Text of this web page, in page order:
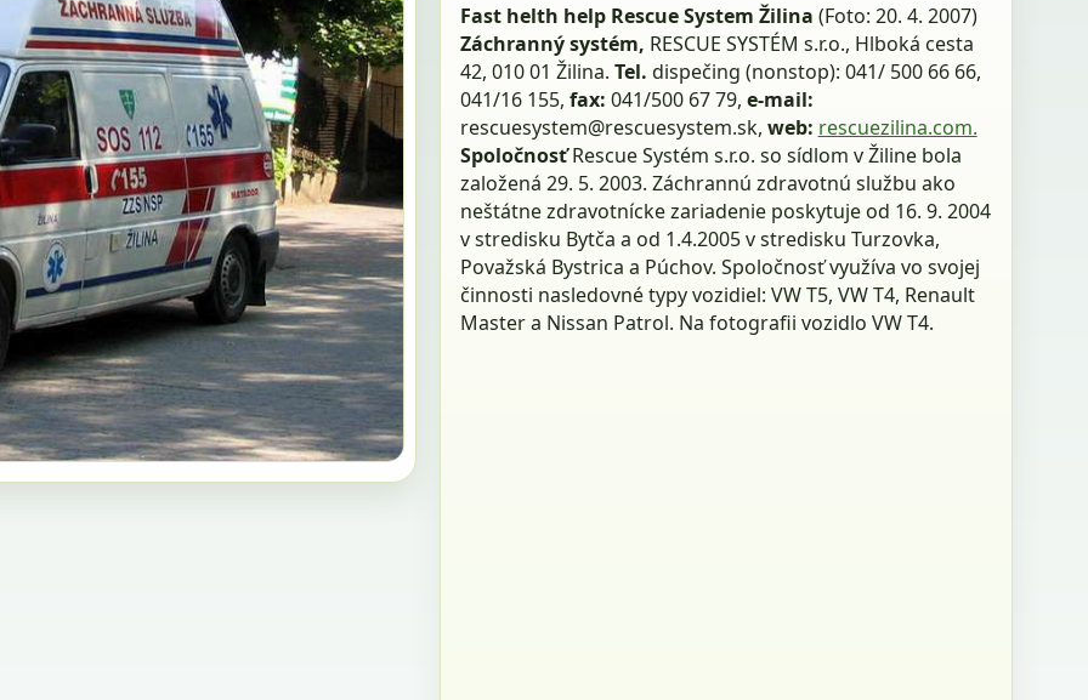
Fast helth help Rescue System Žilina (Foto: 20. 4. 2007)
Záchranný systém, RESCUE SYSTÉM s.r.o., Hlboká cesta
42, 010 01 Žilina. Tel. dispečing (nonstop): 041/ 500 66 66,
041/16 155, fax: 041/500 67 79, e-mail:
rescuesystem@rescuesystem.sk, web: rescuezilina.com.
SpoločnosťRescue Systém s.r.o. so sídlom v Žiline bola
založená 29. 5. 2003. Záchrannú zdravotnú službu ako
neštátne zdravotnícke zariadenie poskytuje od 16. 9. 2004
v stredisku Bytča a od 1.4.2005 v stredisku Turzovka,
Považská Bystrica a Púchov. Spoločnosť využíva vo svojej
činnosti nasledovné typy vozidiel: VW T5, VW T4, Renault
Master a Nissan Patrol. Na fotografii vozidlo VW T4.